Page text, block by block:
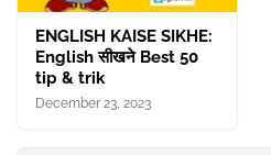
ENGLISH KAISE SIKHE:
English सीखने Best 50
tip & trik
December 23, 2023